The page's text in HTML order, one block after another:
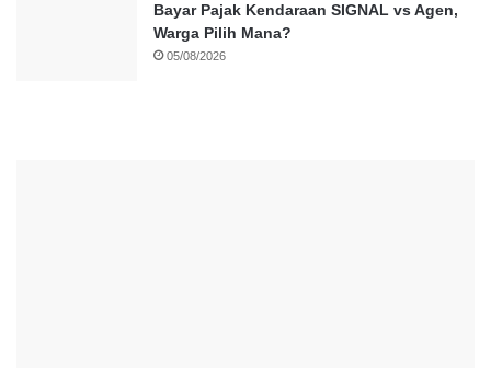
Bayar Pajak Kendaraan SIGNAL vs Agen,
Warga Pilih Mana?
05/08/2026